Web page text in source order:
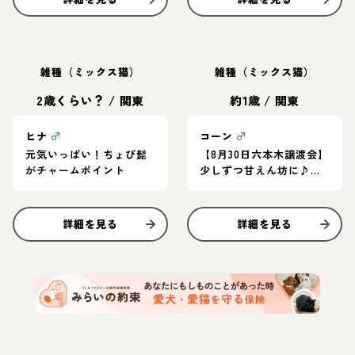
雑種（ミックス猫）
2歳くらい？ / 関東
ヒナ ♂
元気いっぱい！ちょび髭
がチャームポイント
詳細を見る
雑種（ミックス猫）
約1歳 / 関東
コーン ♂
【8月30日六本木譲渡会】
少しずつ甘えん坊に♪人
詳細を見る